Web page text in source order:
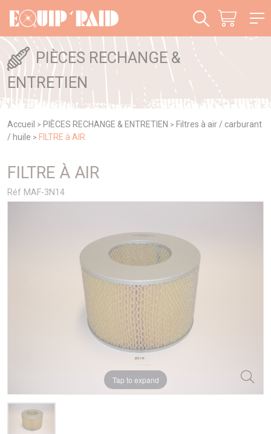
PIÈCES RECHANGE &
ENTRETIEN
Accueil > PIÈCES RECHANGE & ENTRETIEN > Filtres à air / carburant
/ huile > FILTRE à AIR
FILTRE À AIR
Réf MAF-3N14
Tap to expand
Panneau de gestion des cookies